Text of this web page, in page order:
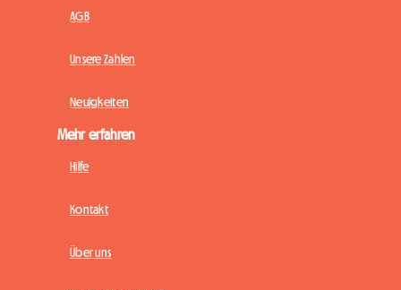
AGB
Unsere Zahlen
Neuigkeiten
Mehr erfahren
Hilfe
Kontakt
Über uns